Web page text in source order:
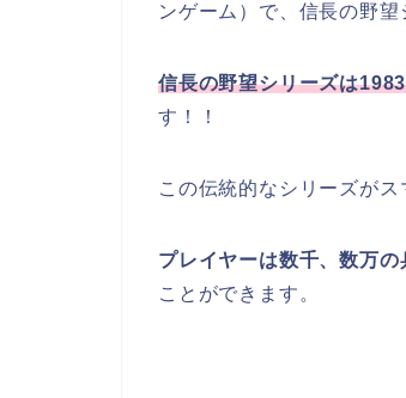
ンゲーム）で、信長の野
信長の野望シリーズは
す！！
この伝統的なシリーズが
プレイヤーは数千、数万
ことができます。